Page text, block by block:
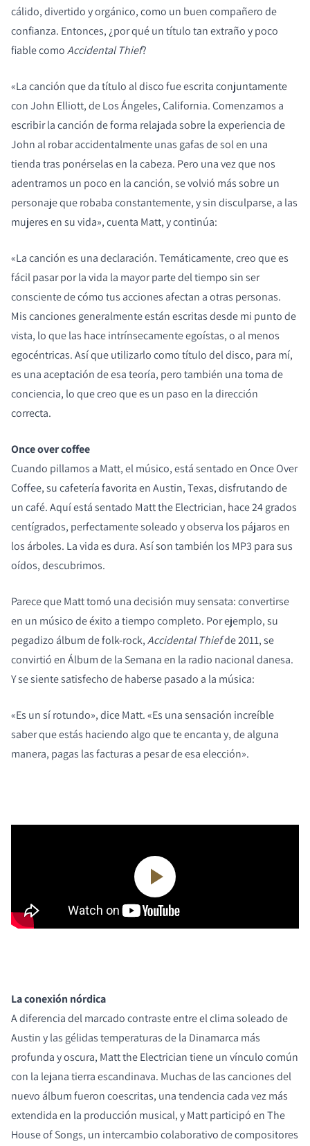
cálido, divertido y orgánico, como un buen compañero de
confianza. Entonces, ¿por qué un título tan extraño y poco
fiable comoAccidental Thief?
«La canción que da título al disco fue escrita conjuntamente
con John Elliott, de Los Ángeles, California. Comenzamos a
escribir la canción de forma relajada sobre la experiencia de
John al robar accidentalmente unas gafas de sol en una
tienda tras ponérselas en la cabeza. Pero una vez que nos
adentramos un poco en la canción, se volvió más sobre un
personaje que robaba constantemente, y sin disculparse, a las
mujeres en su vida», cuenta Matt, y continúa:
«La canción es una declaración. Temáticamente, creo que es
fácil pasar por la vida la mayor parte del tiempo sin ser
consciente de cómo tus acciones afectan a otras personas.
Mis canciones generalmente están escritas desde mi punto de
vista, lo que las hace intrínsecamente egoístas, o al menos
egocéntricas. Así que utilizarlo como título del disco, para mí,
es una aceptación de esa teoría, pero también una toma de
conciencia, lo que creo que es un paso en la dirección
correcta.
Once over coffee
Cuando pillamos a Matt, el músico, está sentado en Once Over
Coffee, su cafetería favorita en Austin, Texas, disfrutando de
un café. Aquí está sentado Matt the Electrician, hace 24 grados
centígrados, perfectamente soleado y observa los pájaros en
los árboles. La vida es dura. Así son también los MP3 para sus
oídos, descubrimos.
Parece que Matt tomó una decisión muy sensata: convertirse
en un músico de éxito a tiempo completo. Por ejemplo, su
pegadizo álbum de folk-rock,Accidental Thiefde 2011, se
convirtió en Álbum de la Semana en la radio nacional danesa.
Y se siente satisfecho de haberse pasado a la música:
«Es un sí rotundo», dice Matt. «Es una sensación increíble
saber que estás haciendo algo que te encanta y, de alguna
manera, pagas las facturas a pesar de esa elección».
La conexión nórdica
A diferencia del marcado contraste entre el clima soleado de
Austin y las gélidas temperaturas de la Dinamarca más
profunda y oscura, Matt the Electrician tiene un vínculo común
con la lejana tierra escandinava. Muchas de las canciones del
nuevo álbum fueron coescritas, una tendencia cada vez más
extendida en la producción musical, y Matt participó en The
House of Songs, un intercambio colaborativo de compositores